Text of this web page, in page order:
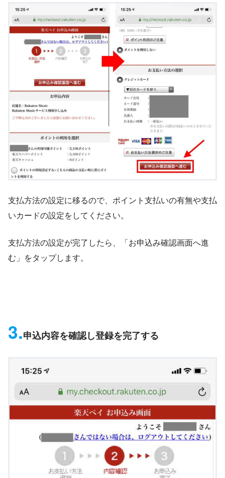
支払方法の設定に移るので、ポイント支払いの有無や支払
いカードの設定をしてください。
支払方法の設定が完了したら、「お申込み確認画面へ進
む」をタップします。
3.申込内容を確認し登録を完了する